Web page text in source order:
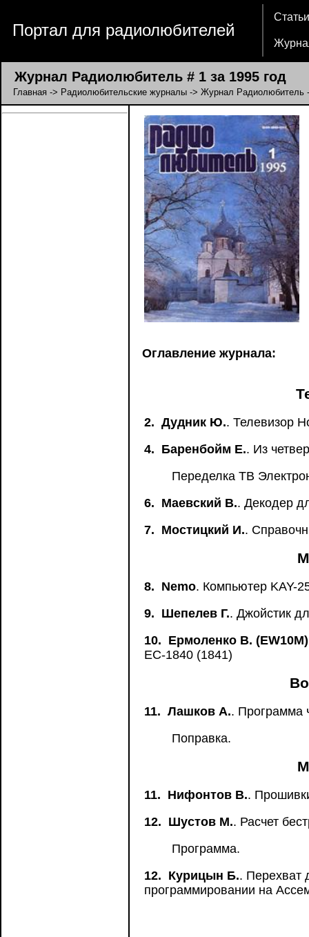
Портал для радиолюбителей
Статьи
Журнал Радиолюбитель # 1 за 1995 год
Главная -> Радиолюбительские журналы -> Журнал Радиолюбитель
Оглавление журнала:
2. Дудник Ю.. Телевизор
4. Баренбойм Е.. Из
Переделка ТВ
6. Маевский В.. Декодер
7. Мостицкий И..
8. Nemo. Компьютер KAY-
9. Шепелев Г.. Джойстик
10. Ермоленко В. (EW10M)
ЕС-1840 (1841)
11. Лашков А.. Программа
Поправка.
11. Нифонтов В..
12. Шустов М.. Расчет
Программа.
12. Курицын Б.. Перехват
программировании на